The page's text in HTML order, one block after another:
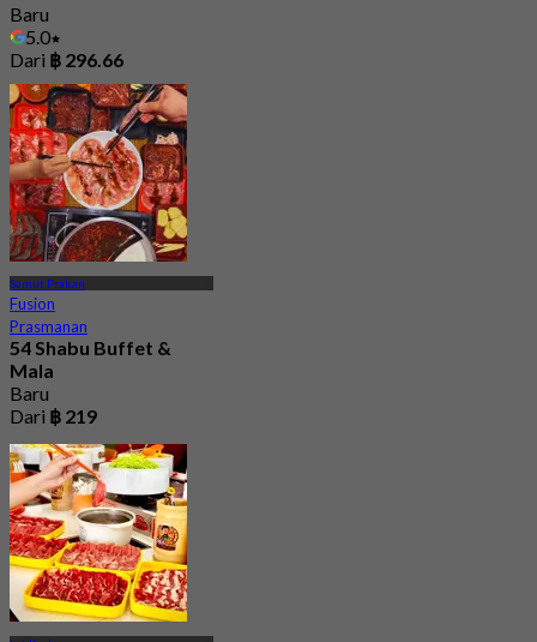
Baru
5.0
Dari ฿ 296.66
Samut Prakan
Fusion
Prasmanan
54 Shabu Buffet &
Mala
Baru
Dari ฿ 219